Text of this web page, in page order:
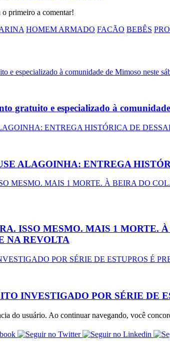
o primeiro a comentar!
HOMEM ARMADO FACÃO BEBÊS
gratuito e especializado à
ALAGOINHA: ENTREGA
ISSO MESMO. MAIS 1 MORTE.
NA REVOLTA
INVESTIGADO POR SÉRIE DE
do usuário. Ao continuar navegando, você